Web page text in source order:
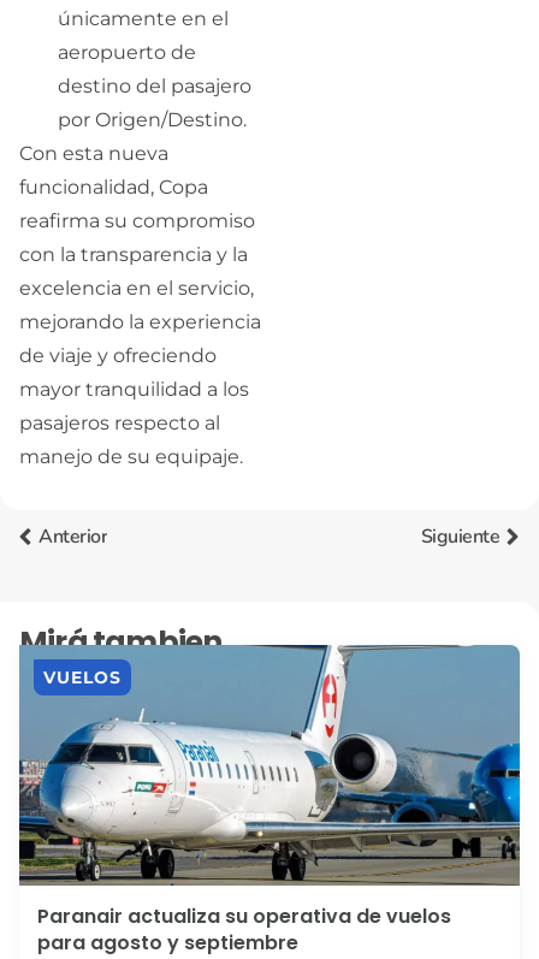
únicamente en el
aeropuerto de
destino del pasajero
por Origen/Destino.
Con esta nueva
funcionalidad, Copa
reafirma su compromiso
con la transparencia y la
excelencia en el servicio,
mejorando la experiencia
de viaje y ofreciendo
mayor tranquilidad a los
pasajeros respecto al
manejo de su equipaje.
Anterior Siguiente
Mirá tambien
VUELOS
Paranair actualiza su operativa de vuelos
para agosto y septiembre